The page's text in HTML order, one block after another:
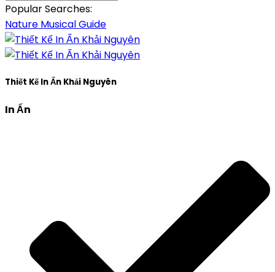
Popular Searches:
Nature MusicalGuide
Thiết Kế In Ấn Khải Nguyên
In Ấn